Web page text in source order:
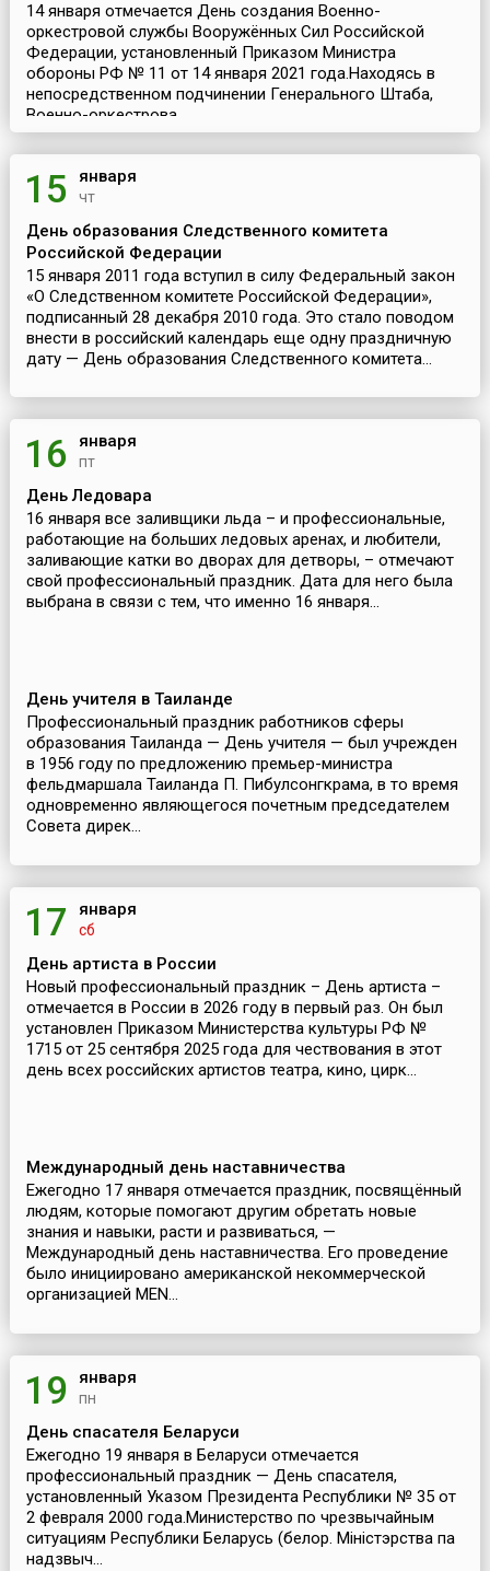
14 января отмечается День создания Военно-
оркестровой службы Вооружённых Сил Российской
Федерации, установленный Приказом Министра
обороны РФ № 11 от 14 января 2021 года.Находясь в
непосредственном подчинении Генерального Штаба,
Военно-оркестрова...
15 января
чт
День образования Следственного комитета
Российской Федерации
15 января 2011 года вступил в силу Федеральный закон
«О Следственном комитете Российской Федерации»,
подписанный 28 декабря 2010 года. Это стало поводом
внести в российский календарь еще одну праздничную
дату — День образования Следственного комитета...
16 января
пт
День Ледовара
16 января все заливщики льда – и профессиональные,
работающие на больших ледовых аренах, и любители,
заливающие катки во дворах для детворы, – отмечают
свой профессиональный праздник. Дата для него была
выбрана в связи с тем, что именно 16 января...
День учителя в Таиланде
Профессиональный праздник работников сферы
образования Таиланда — День учителя — был учрежден
в 1956 году по предложению премьер-министра
фельдмаршала Таиланда П. Пибулсонгкрама, в то время
одновременно являющегося почетным председателем
Совета дирек...
17 января
сб
День артиста в России
Новый профессиональный праздник – День артиста –
отмечается в России в 2026 году в первый раз. Он был
установлен Приказом Министерства культуры РФ №
1715 от 25 сентября 2025 года для чествования в этот
день всех российских артистов театра, кино, цирк...
Международный день наставничества
Ежегодно 17 января отмечается праздник, посвящённый
людям, которые помогают другим обретать новые
знания и навыки, расти и развиваться, —
Международный день наставничества. Его проведение
было инициировано американской некоммерческой
организацией MEN...
19 января
пн
День спасателя Беларуси
Ежегодно 19 января в Беларуси отмечается
профессиональный праздник — День спасателя,
установленный Указом Президента Республики № 35 от
2 февраля 2000 года.Министерство по чрезвычайным
ситуациям Республики Беларусь (белор. Міністэрства па
надзвыч...